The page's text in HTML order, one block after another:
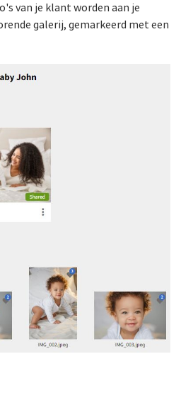
van je klant worden aan je
galerij, gemarkeerd met een